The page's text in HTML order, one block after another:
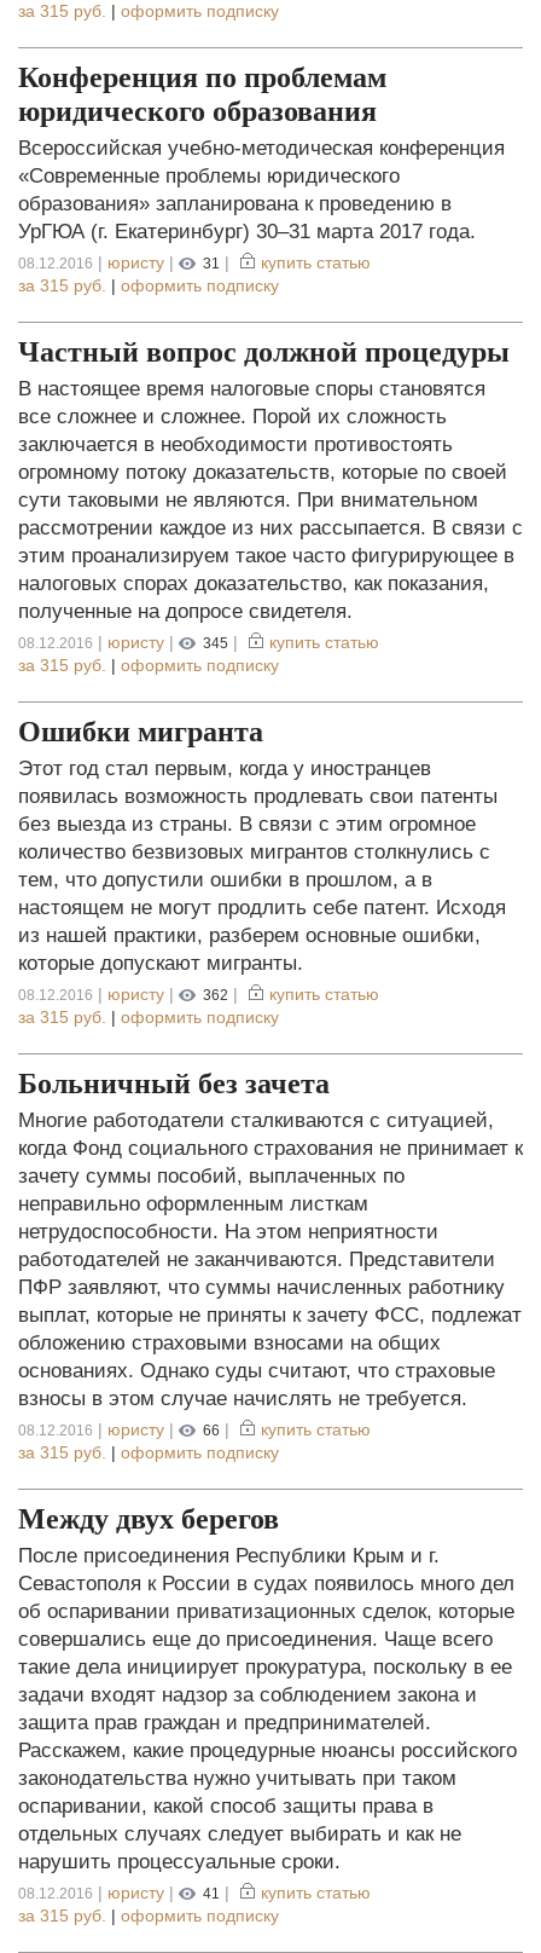
за 315 руб. | оформить подписку
Конференция по проблемам
юридического образования
Всероссийская учебно-методическая конференция
«Современные проблемы юридического
образования» запланирована к проведению в
УрГЮА (г. Екатеринбург) 30–31 марта 2017 года.
08.12.2016 | юристу | 31 |
купить статью
за 315 руб. | оформить подписку
Частный вопрос должной процедуры
В настоящее время налоговые споры становятся
все сложнее и сложнее. Порой их сложность
заключается в необходимости противостоять
огромному потоку доказательств, которые по своей
сути таковыми не являются. При внимательном
рассмотрении каждое из них рассыпается. В связи с
этим проанализируем такое часто фигурирующее в
налоговых спорах доказательство, как показания,
полученные на допросе свидетеля.
08.12.2016 | юристу | 345 |
купить статью
за 315 руб. | оформить подписку
Ошибки мигранта
Этот год стал первым, когда у иностранцев
появилась возможность продлевать свои патенты
без выезда из страны. В связи с этим огромное
количество безвизовых мигрантов столкнулись с
тем, что допустили ошибки в прошлом, а в
настоящем не могут продлить себе патент. Исходя
из нашей практики, разберем основные ошибки,
которые допускают мигранты.
08.12.2016 | юристу | 362 |
купить статью
за 315 руб. | оформить подписку
Больничный без зачета
Многие работодатели сталкиваются с ситуацией,
когда Фонд социального страхования не принимает к
зачету суммы пособий, выплаченных по
неправильно оформленным листкам
нетрудоспособности. На этом неприятности
работодателей не заканчиваются. Представители
ПФР заявляют, что суммы начисленных работнику
выплат, которые не приняты к зачету ФСС, подлежат
обложению страховыми взносами на общих
основаниях. Однако суды считают, что страховые
взносы в этом случае начислять не требуется.
08.12.2016 | юристу | 66 |
купить статью
за 315 руб. | оформить подписку
Между двух берегов
После присоединения Республики Крым и г.
Севастополя к России в судах появилось много дел
об оспаривании приватизационных сделок, которые
совершались еще до присоединения. Чаще всего
такие дела инициирует прокуратура, поскольку в ее
задачи входят надзор за соблюдением закона и
защита прав граждан и предпринимателей.
Расскажем, какие процедурные нюансы российского
законодательства нужно учитывать при таком
оспаривании, какой способ защиты права в
отдельных случаях следует выбирать и как не
нарушить процессуальные сроки.
08.12.2016 | юристу | 41 |
купить статью
за 315 руб. | оформить подписку